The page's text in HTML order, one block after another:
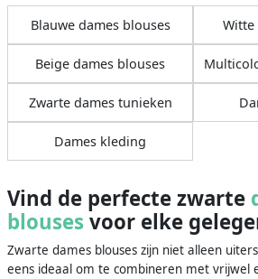
Blauwe dames blouses Witte
Beige dames blouses
Zwarte dames tunieken
Dames kleding
Vind de perfecte zwarte
blousesvoor elke
Zwarte dames blouses zijn niet alleen
eens ideaal om te combineren met vrijwel